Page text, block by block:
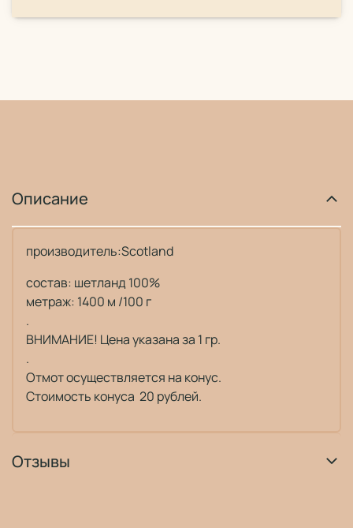
Описание
производитель:Scotland
состав: шетланд 100%
метраж: 1400 м /100 г
.
ВНИМАНИЕ! Цена указана за 1 гр.
.
Отмот осуществляется на конус.
Стоимость конуса 20 рублей.
Отзывы